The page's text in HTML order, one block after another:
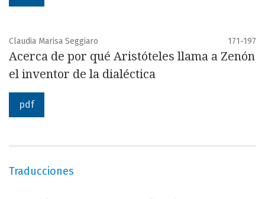
Claudia Marisa Seggiaro 171-197
Acerca de por qué Aristóteles llama a Zenón
el inventor de la dialéctica
pdf
Traducciones